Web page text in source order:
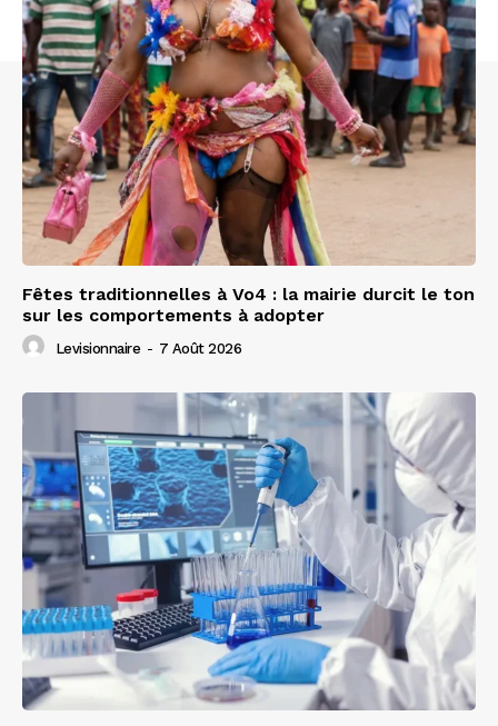
Fêtes traditionnelles à Vo4 : la mairie durcit le ton
sur les comportements à adopter
Levisionnaire - 7 Août 2026